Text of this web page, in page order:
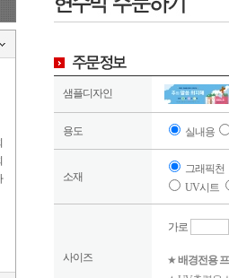
샘플디자인
용도 실내용
소재
그래픽천
UV시트
사이즈
가로
★배경전용